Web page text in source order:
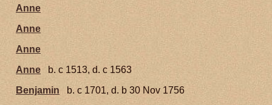
Anne
Anne
Anne
Anne
b. c 1513, d. c 1563
Benjamin
b. c 1701, d. b 30 Nov 1756